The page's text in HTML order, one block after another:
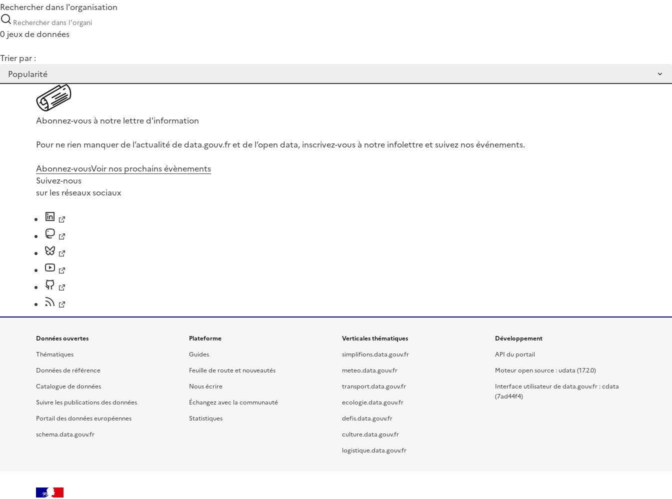
Rechercher dans l'organisation
0 jeux de données
Trier par :
Abonnez-vous à notre lettre d'information
Pour ne rien manquer de l’actualité de data.gouv.fr et de l’open data, inscrivez-vous à notre infolettre et suivez nos événements.
Abonnez-vousVoir nos prochains évènements
Suivez-nous
sur les réseaux sociaux
Données ouvertes
Thématiques
Données de référence
Catalogue de données
Suivre les publications des données
Portail des données européennes
schema.data.gouv.fr
Plateforme
Guides
Feuille de route et nouveautés
Nous écrire
Échangez avec la communauté
Statistiques
Verticales thématiques
simplifions.data.gouv.fr
meteo.data.gouv.fr
transport.data.gouv.fr
ecologie.data.gouv.fr
defis.data.gouv.fr
culture.data.gouv.fr
logistique.data.gouv.fr
Développement
API du portail
Moteur open source : udata (17.2.0)
Interface utilisateur de data.gouv.fr : cdata
(7ad44f4)